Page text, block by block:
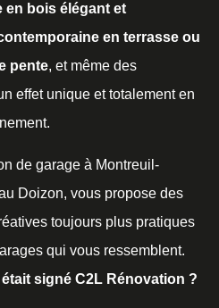
en bois élégant et
en terrasse ou
pente, et même des
effet unique et totalement en
de garage à Montreuil-
Doizon, vous propose des
toujours plus pratiques
qui vous ressemblent.
signé C2L Rénovation ?